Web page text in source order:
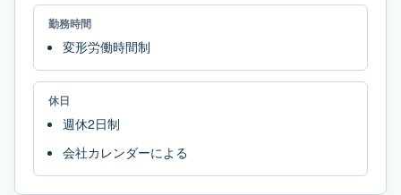
勤務時間
変形労働時間制
休日
週休2日制
会社カレンダーによる